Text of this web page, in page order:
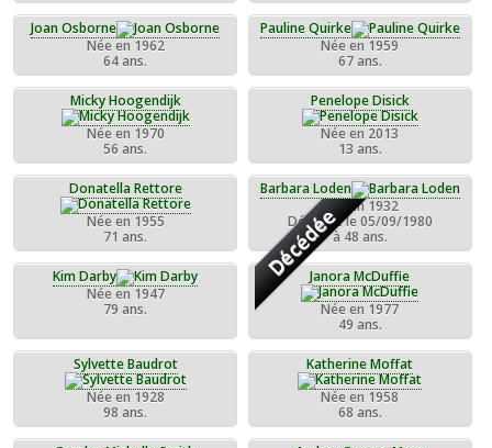
Joan Osborne
Née en 1962
64 ans.
Pauline Quirke
Née en 1959
67 ans.
Micky Hoogendijk
Née en 1970
56 ans.
Penelope Disick
Née en 2013
13 ans.
Donatella Rettore
Née en 1955
71 ans.
Barbara Loden
DécédéeNée en 1932
Décédée le 05/09/1980
à 48 ans.
Kim Darby
Née en 1947
79 ans.
Janora McDuffie
Née en 1977
49 ans.
Sylvette Baudrot
Née en 1928
98 ans.
Katherine Moffat
Née en 1958
68 ans.